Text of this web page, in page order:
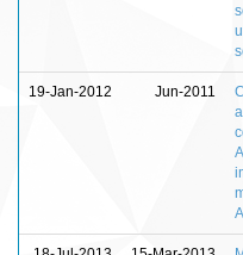
19-Jan-2012 Jun-2011